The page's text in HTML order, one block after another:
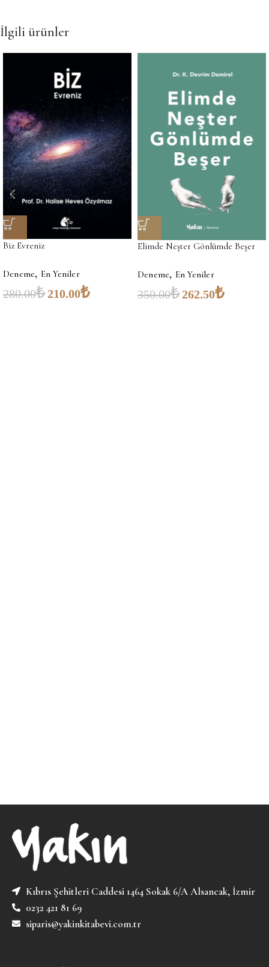
İlgili ürünler
Biz Evreniz
Deneme, En Yeniler
280.00₺210.00₺
Elimde Neşter Gönlümde Beşer
Deneme, En Yeniler
350.00₺262.50₺
Kıbrıs Şehitleri Caddesi 1464 Sokak 6/A Alsancak, İzmir
0232 421 81 69
siparis@yakinkitabevi.com.tr